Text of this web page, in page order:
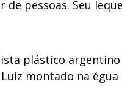
pessoas. Seu
plástico
montado na